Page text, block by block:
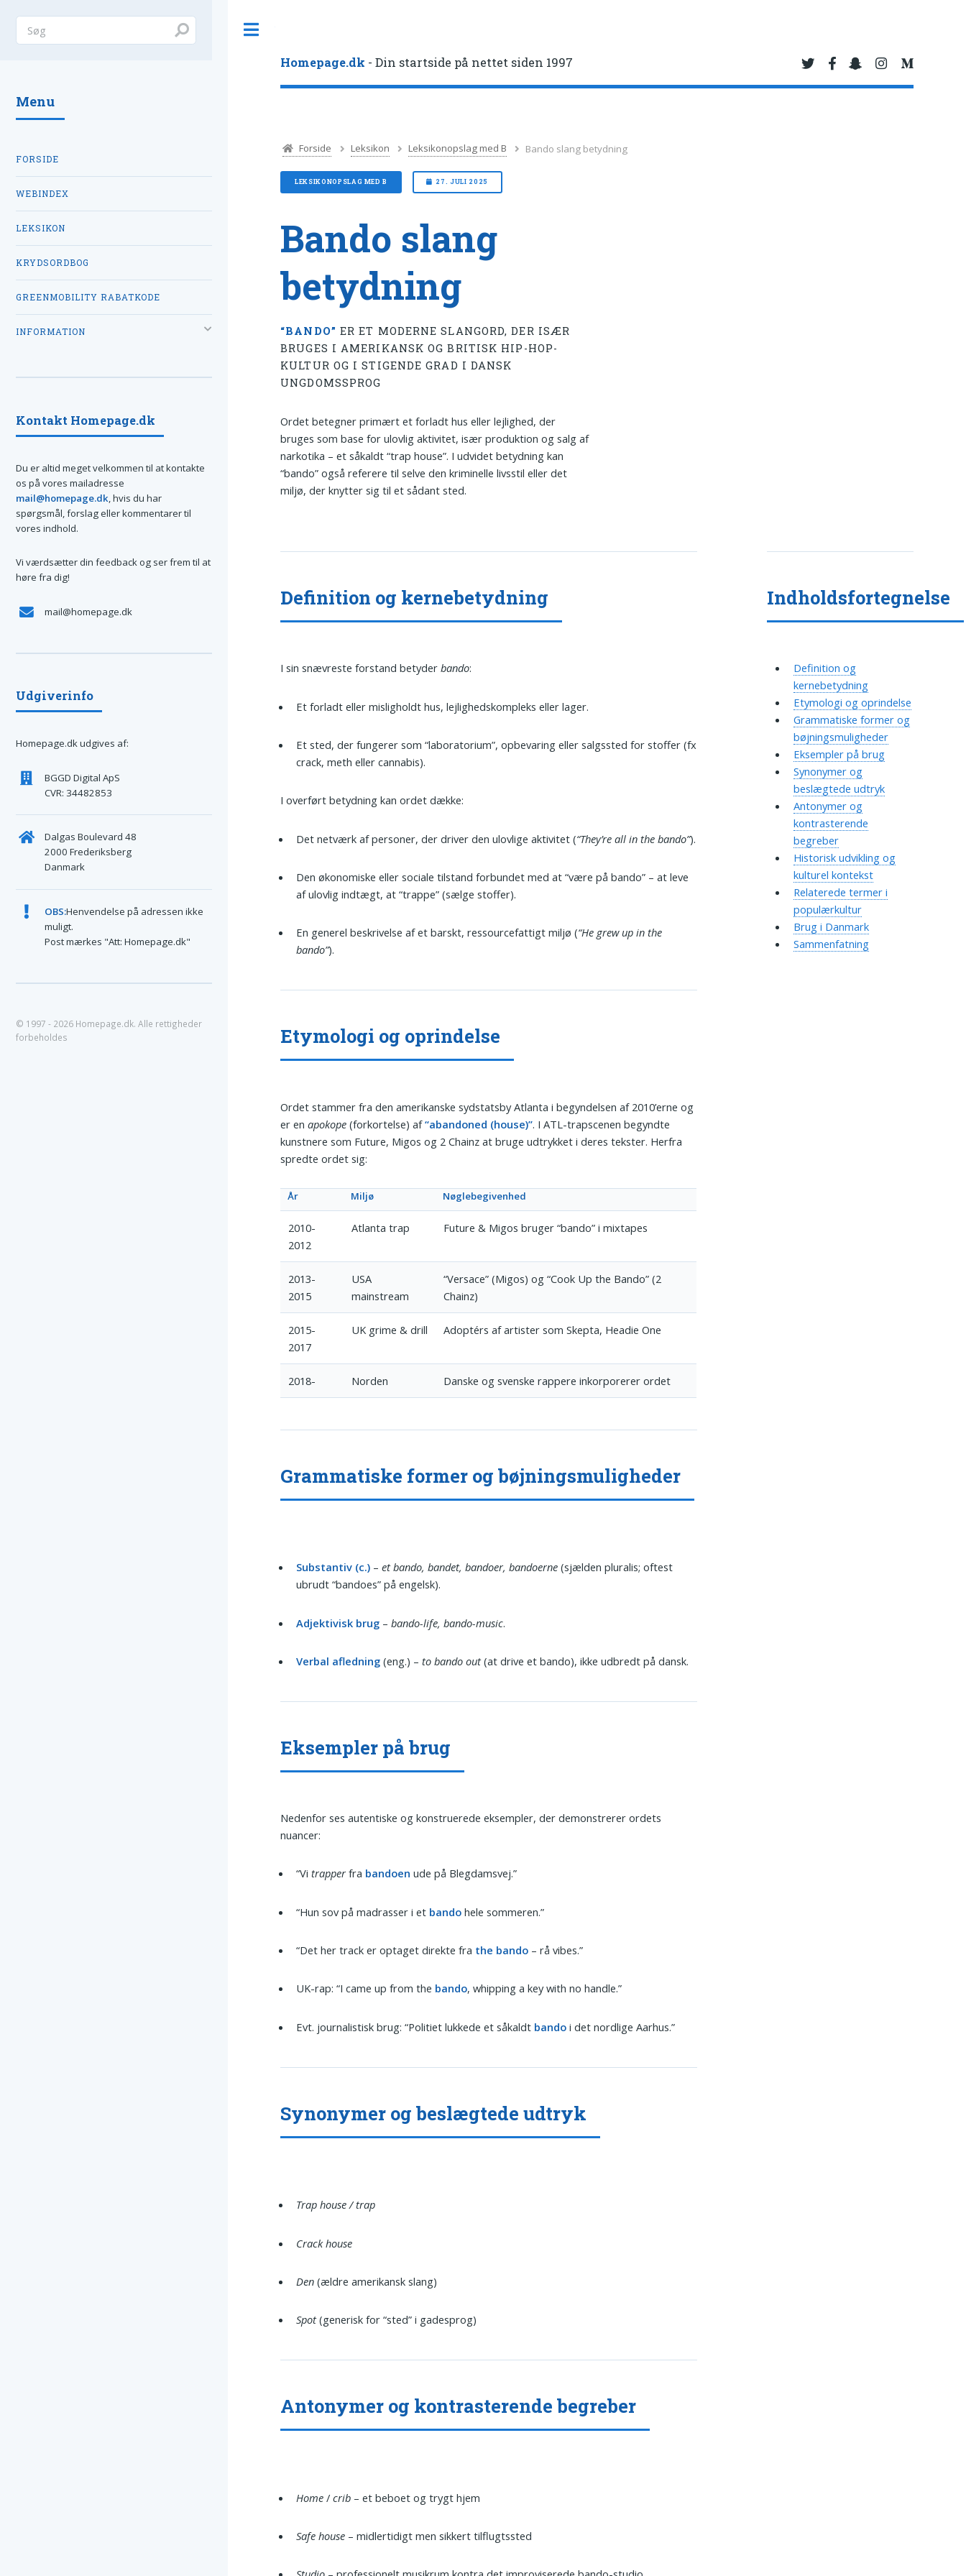
Homepage.dk - Din startside på nettet siden 1997
Forside Leksikon Leksikonopslag med B Bando slang betydning
LEKSIKONOPSLAG MED B 27. JULI 2025
Bando slang
betydning
“BANDO” ER ET MODERNE SLANGORD, DER ISÆR
BRUGES I AMERIKANSK OG BRITISK HIP-HOP-
KULTUR OG I STIGENDE GRAD I DANSK
UNGDOMSSPROG
Ordet betegner primært et forladt hus eller lejlighed, der
bruges som base for ulovlig aktivitet, især produktion og salg af
narkotika – et såkaldt “trap house”. I udvidet betydning kan
“bando” også referere til selve den kriminelle livsstil eller det
miljø, der knytter sig til et sådant sted.
Definition og kernebetydning
I sin snævreste forstand betyderbando:
Et forladt eller misligholdt hus, lejlighedskompleks eller lager.
Et sted, der fungerer som “labo­ra­torium”, opbevaring eller salgssted for stoffer (fx
crack, meth eller cannabis).
I overført betydning kan ordet dække:
Det netværk af personer, der driver den ulovlige aktivitet (“They’re all in the bando”).
Den økonomiske eller sociale tilstand forbundet med at “være på bando” – at leve
af ulovlig indtægt, at “trappe” (sælge stoffer).
En generel beskrivelse af et barskt, ressourcefattigt miljø (“He grew up in the
bando”).
Etymologi og oprindelse
Ordet stammer fra den amerikanske sydstatsby Atlanta i begyndelsen af 2010’erne og
er enapokope (forkortelse) af“abandoned (house)”. I ATL-trapscenen begyndte
kunstnere som Future, Migos og 2 Chainz at bruge udtrykket i deres tekster. Herfra
spredte ordet sig:
År Miljø Nøglebegivenhed
2010-
2012
Atlanta trap Future & Migos bruger “bando” i mixtapes
2013-
2015
USA
mainstream
“Versace” (Migos) og “Cook Up the Bando” (2
Chainz)
2015-
2017
UK grime & drill Adoptérs af artister som Skepta, Headie One
2018- Norden Danske og svenske rappere inkorporerer ordet
Grammatiske former og bøjningsmuligheder
Substantiv (c.) –et bando, bandet, bandoer, bandoerne (sjælden pluralis; oftest
ubrudt “bandoes” på engelsk).
Adjektivisk brug –bando-life, bando-music.
Verbal afledning (eng.) –to bando out(at drive et bando), ikke udbredt på dansk.
Eksempler på brug
Nedenfor ses autentiske og konstruerede eksempler, der demonstrerer ordets
nuancer:
“Vitrapper fra bandoen ude på Blegdamsvej.”
“Hun sov på madrasser i et bando hele sommeren.”
“Det her track er optaget direkte fra the bando – rå vibes.”
UK-rap: “I came up from the bando, whipping a key with no handle.”
Evt. journalistisk brug: “Politiet lukkede et såkaldt bando i det nordlige Aarhus.”
Synonymer og beslægtede udtryk
Trap house / trap
Crack house
Den (ældre amerikansk slang)
Spot(generisk for “sted” i gadesprog)
Antonymer og kontrasterende begreber
Home /crib – et beboet og trygt hjem
Safe house – midlertidigt men sikkert tilflugtssted
Indholdsfortegnelse
Definition og
kernebetydning
Etymologi og oprindelse
Grammatiske former og
bøjningsmuligheder
Eksempler på brug
Synonymer og
beslægtede udtryk
Antonymer og
kontrasterende
begreber
Historisk udvikling og
kulturel kontekst
Relaterede termer i
populærkultur
Brug i Danmark
Sammenfatning
Menu
FORSIDE
WEBINDEX
LEKSIKON
KRYDSORDBOG
GREENMOBILITY RABATKODE
INFORMATION
Kontakt Homepage.dk
Du er altid meget velkommen til at kontakte
os på vores mailadresse
mail@homepage.dk, hvis du har
spørgsmål, forslag eller kommentarer til
vores indhold.
Vi værdsætter din feedback og ser frem til at
høre fra dig!
mail@homepage.dk
Udgiverinfo
Homepage.dk udgives af:
BGGD Digital ApS
CVR: 34482853
Dalgas Boulevard 48
2000 Frederiksberg
Danmark
OBS:Henvendelse på adressen ikke
muligt.
Post mærkes "Att: Homepage.dk"
© 1997 - 2026 Homepage.dk. Alle rettigheder
forbeholdes